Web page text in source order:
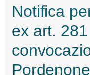
Notifica
ex art.